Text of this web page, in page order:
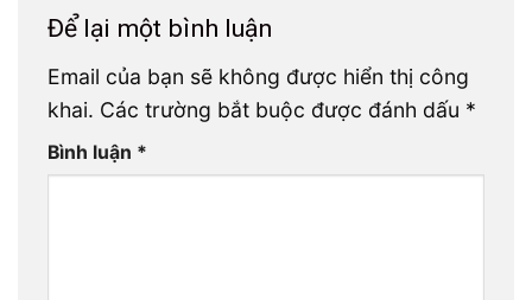
Để lại một bình luận
Email của bạn sẽ không được hiển thị công
khai. Các trường bắt buộc được đánh dấu *
Bình luận *